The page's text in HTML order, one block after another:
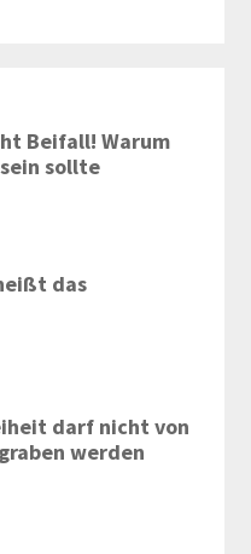
Beifall! Warum
sollte
das
darf nicht von
werden